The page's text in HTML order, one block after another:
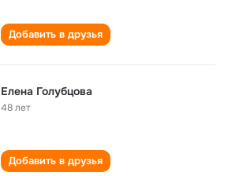
Добавить в друзья
Елена Голубцова
48 лет
Добавить в друзья